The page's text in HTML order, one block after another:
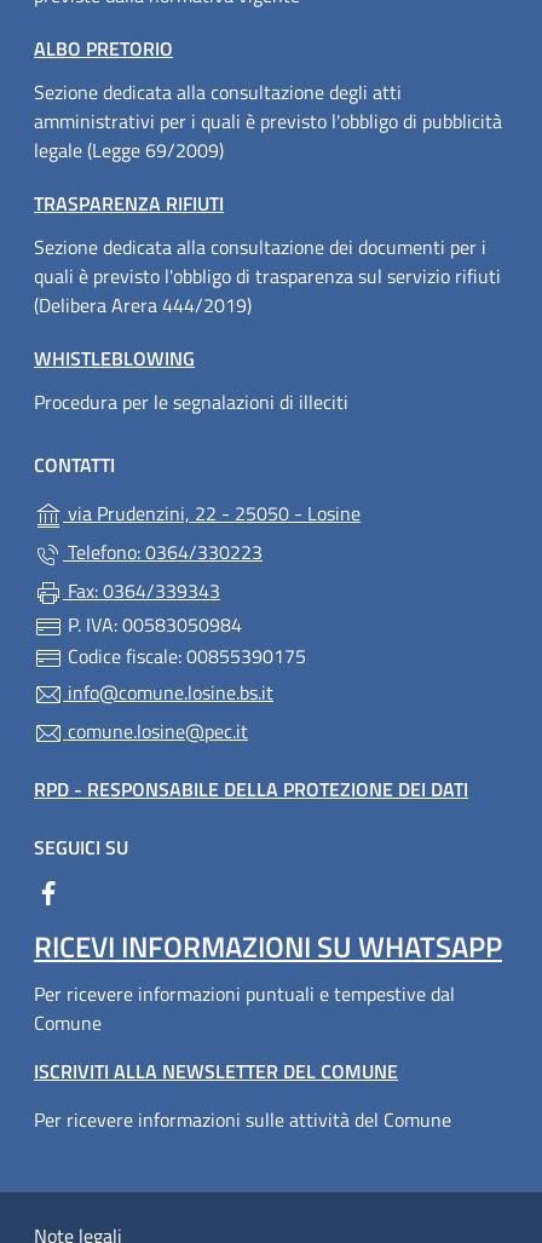
ALBO PRETORIO
Sezione dedicata alla consultazione degli atti
amministrativi per i quali è previsto l'obbligo di pubblicità
legale (Legge 69/2009)
TRASPARENZA RIFIUTI
Sezione dedicata alla consultazione dei documenti per i
quali è previsto l'obbligo di trasparenza sul servizio rifiuti
(Delibera Arera 444/2019)
WHISTLEBLOWING
Procedura per le segnalazioni di illeciti
CONTATTI
via Prudenzini, 22 - 25050 - Losine(apre in un'altra
Telefono: 0364/330223
Fax: 0364/339343
P. IVA: 00583050984
Codice fiscale: 00855390175
info@comune.losine.bs.it
comune.losine@pec.it
RPD - RESPONSABILE DELLA PROTEZIONE DEI DATI
SEGUICI SU
RICEVI INFORMAZIONI SU WHATSAPP
Per ricevere informazioni puntuali e tempestive dal
Comune
ISCRIVITI ALLA NEWSLETTER DEL COMUNE
Per ricevere informazioni sulle attività del Comune
Note legali